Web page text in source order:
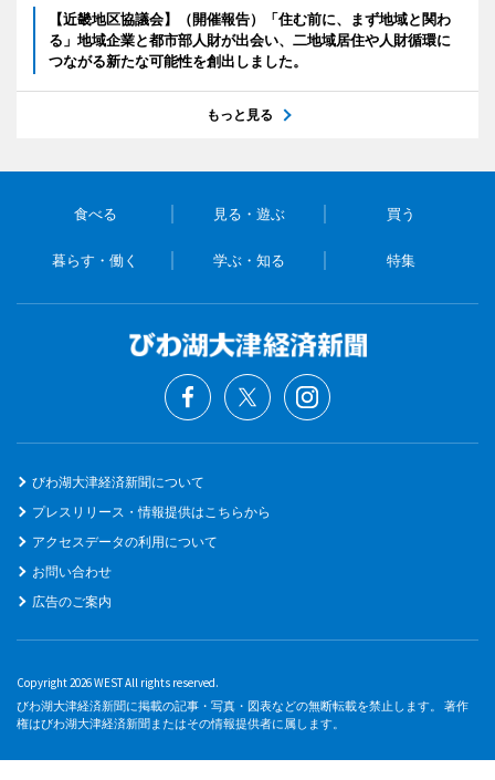
【近畿地区協議会】（開催報告）「住む前に、まず地域と関わ
る」地域企業と都市部人財が出会い、二地域居住や人財循環に
つながる新たな可能性を創出しました。
もっと見る
食べる 見る・遊ぶ 買う
暮らす・働く 学ぶ・知る 特集
びわ湖大津経済新聞について
プレスリリース・情報提供はこちらから
アクセスデータの利用について
お問い合わせ
広告のご案内
Copyright 2026 WEST All rights reserved.
びわ湖大津経済新聞に掲載の記事・写真・図表などの無断転載を禁止します。 著作
権はびわ湖大津経済新聞またはその情報提供者に属します。